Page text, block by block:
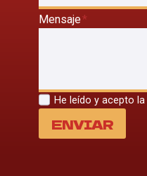
Mensaje*
He leído y acepto la
ENVIAR